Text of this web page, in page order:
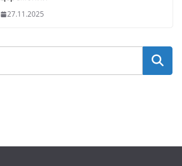
27.11.2025